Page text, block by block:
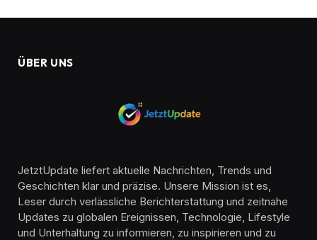
ÜBER UNS
JetztUpdate liefert aktuelle Nachrichten, Trends und
Geschichten klar und präzise. Unsere Mission ist es,
Leser durch verlässliche Berichterstattung und zeitnahe
Updates zu globalen Ereignissen, Technologie, Lifestyle
und Unterhaltung zu informieren, zu inspirieren und zu